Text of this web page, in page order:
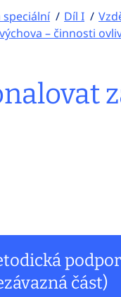
speciální Díl I
– činnosti
část)